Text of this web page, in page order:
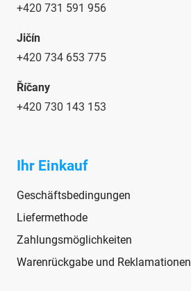
+420 731 591 956
Jičín
+420 734 653 775
Říčany
+420 730 143 153
Ihr Einkauf
Geschäftsbedingungen
Liefermethode
Zahlungsmöglichkeiten
Warenrückgabe und Reklamationen